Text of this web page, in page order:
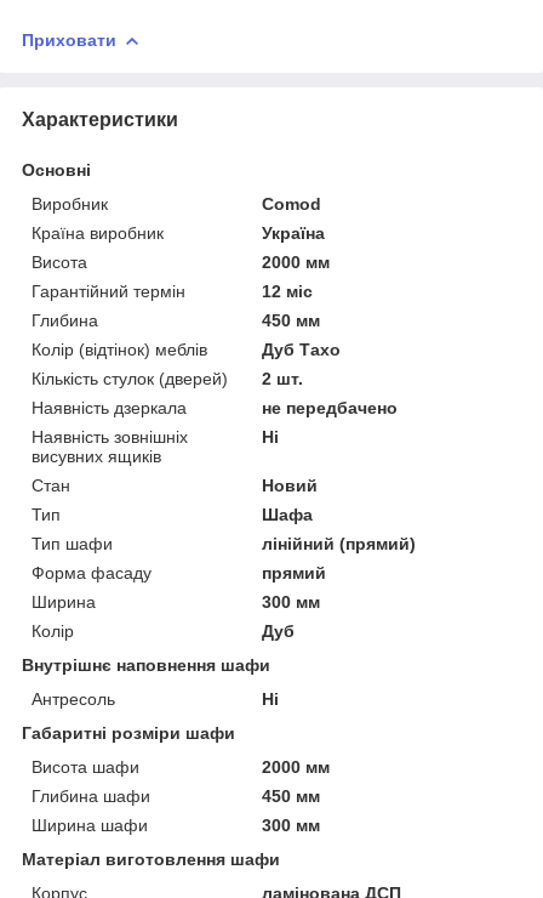
Приховати
Характеристики
Основні
Виробник
Comod
Країна виробник
Україна
Висота
2000 мм
Гарантійний термін
12 міс
Глибина
450 мм
Колір (відтінок) меблів
Дуб Тахо
Кількість стулок (дверей)
2 шт.
Наявність дзеркала
не передбачено
Наявність зовнішніх
висувних ящиків
Ні
Стан
Новий
Тип
Шафа
Тип шафи
лінійний (прямий)
Форма фасаду
прямий
Ширина
300 мм
Колір
Дуб
Внутрішнє наповнення шафи
Антресоль
Ні
Габаритні розміри шафи
Висота шафи
2000 мм
Глибина шафи
450 мм
Ширина шафи
300 мм
Матеріал виготовлення шафи
Корпус
ламінована ДСП